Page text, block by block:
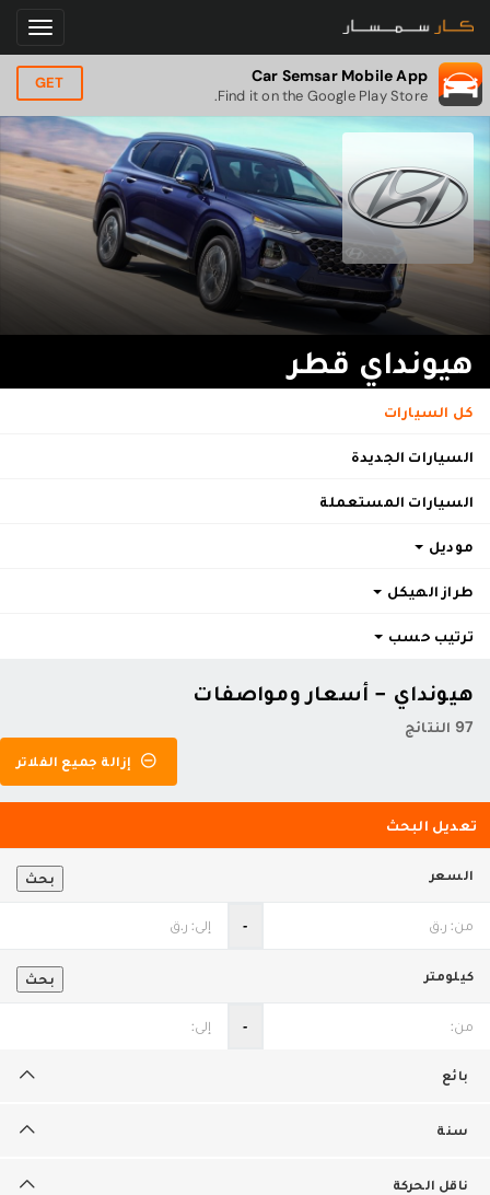
Car Semsar Mobile App
Find it on the Google Play Store.
GET
هيونداي قطر
كل السيارات
السيارات الجديدة
السيارات المستعملة
موديل
طراز الهيكل
ترتيب حسب
هيونداي - أسعار ومواصفات
97 النتائج
إزالة جميع الفلاتر
تعديل البحث
بحث السعر
‐
بحث كيلومتر
‐
بائع
سنة
ناقل الحركة